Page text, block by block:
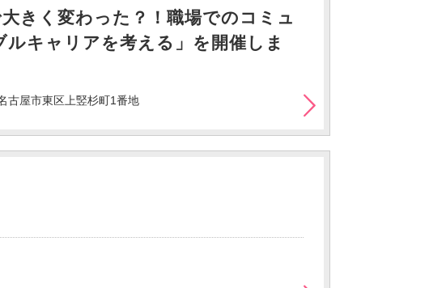
きく変わった？！職場でのコミュ
キャリアを考える」を開催しま
古屋市東区上竪杉町1番地